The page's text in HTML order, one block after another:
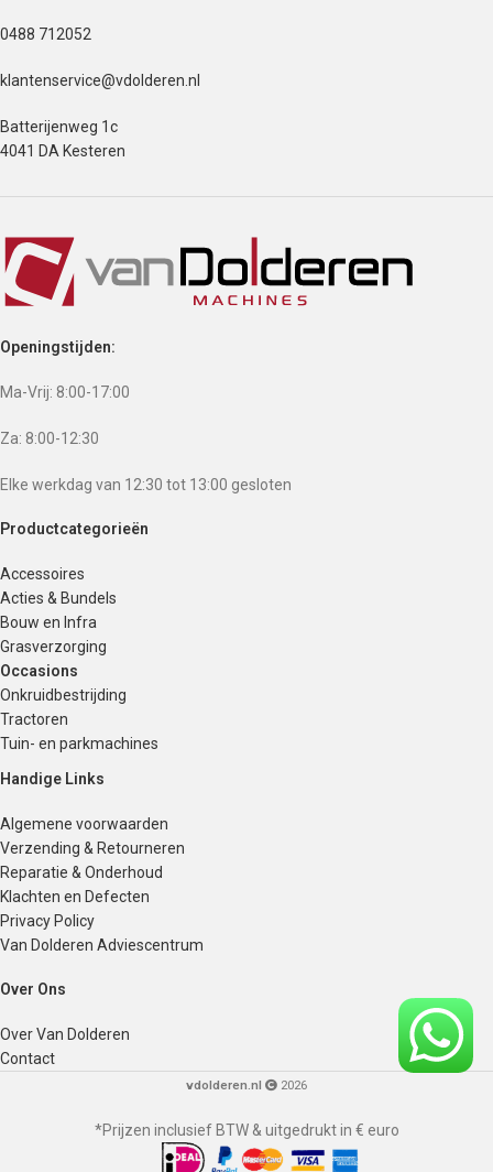
0488 712052
klantenservice@vdolderen.nl
Batterijenweg 1c
4041 DA Kesteren
Openingstijden:
Ma-Vrij: 8:00-17:00
Za: 8:00-12:30
Elke werkdag van 12:30 tot 13:00 gesloten
Productcategorieën
Accessoires
Acties & Bundels
Bouw en Infra
Grasverzorging
Occasions
Onkruidbestrijding
Tractoren
Tuin- en parkmachines
Handige Links
Algemene voorwaarden
Verzending & Retourneren
Reparatie & Onderhoud
Klachten en Defecten
Privacy Policy
Van Dolderen Adviescentrum
Over Ons
Over Van Dolderen
Contact
vdolderen.nl 2026
*Prijzen inclusief BTW & uitgedrukt in € euro